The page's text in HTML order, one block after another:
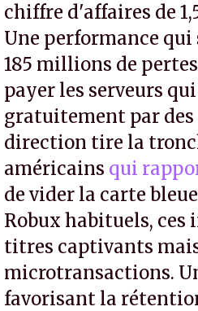
chiffre d'affaires de
Une performance qui
185 millions de
payer les serveurs
gratuitement par des
direction tire la
américains qui
de vider la carte
Robux habituels, ces
titres captivants
microtransactions.
favorisant la